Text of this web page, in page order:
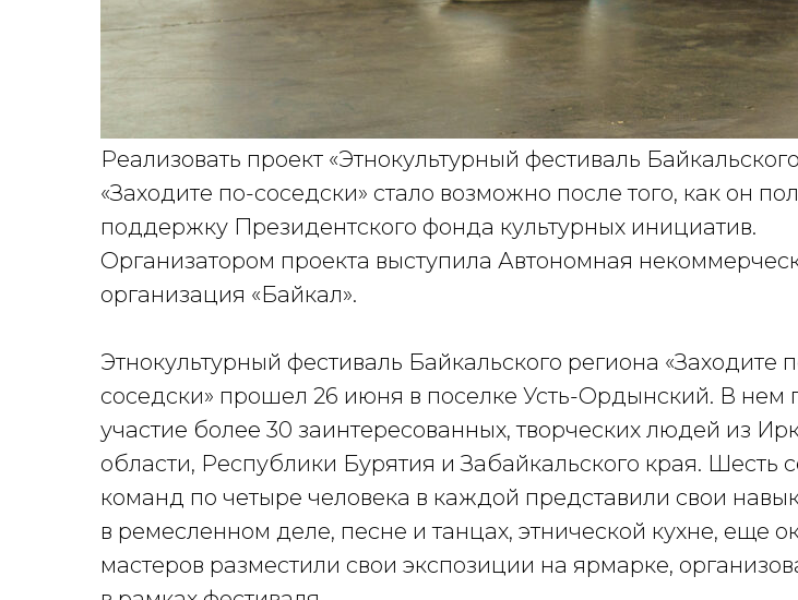
Реализовать проект «Этнокультурный фестиваль
«Заходите по-соседски» стало возможно после того, как он
поддержку Президентского фонда культурных инициатив.
Организатором проекта выступила Автономная
организация «Байкал».
Этнокультурный фестиваль Байкальского региона «Заходите
соседски» прошел 26 июня в поселке Усть-Ордынский. В нем
участие более 30 заинтересованных, творческих людей из
области, Республики Бурятия и Забайкальского края. Шесть
команд по четыре человека в каждой представили свои
в ремесленном деле, песне и танцах, этнической кухне, еще
мастеров разместили свои экспозиции на ярмарке,